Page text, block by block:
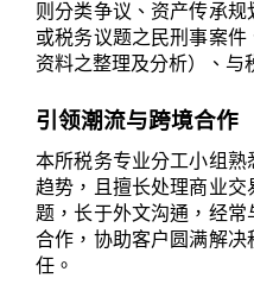
则分类争议、资产传承
或税务议题之民刑事案
资料之整理及分析）、与
引领潮流与跨境合作
本所税务专业分工小组
趋势，且擅长处理商业交
题，长于外文沟通，经
合作，协助客户圆满解
任。